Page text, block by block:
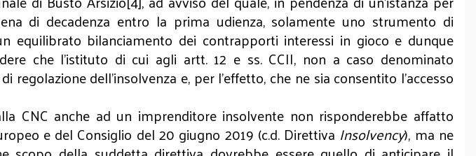
di decadenza entro la prima udienza, solamente uno strumento di
equilibrato bilanciamento dei contrapporti interessi in gioco e dunque
che l’istituto di cui agli artt. 12 e ss. CCII, non a caso denominato
dell’insolvenza e, per l’effetto, che ne sia consentito l’accesso
CNC anche ad un imprenditore insolvente non risponderebbe affatto
e del Consiglio del 20 giugno 2019 (c.d. Direttiva Insolvency), ma ne